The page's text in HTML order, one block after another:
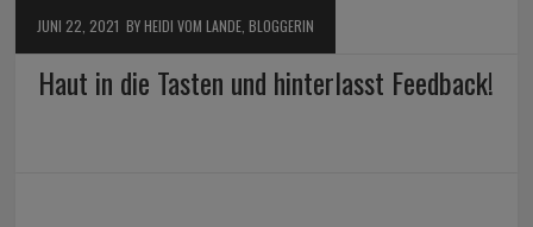
JUNI 22, 2021 BY HEIDI VOM LANDE, BLOGGERIN
Haut in die Tasten und hinterlasst Feedback!